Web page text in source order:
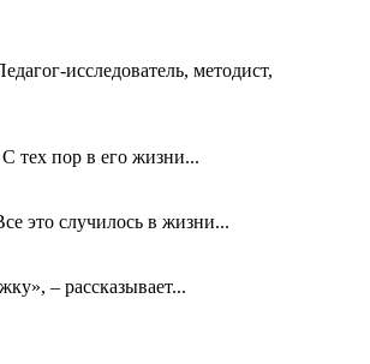
исследователь, методист,
тех пор в его жизни...
это случилось в жизни...
– рассказывает...